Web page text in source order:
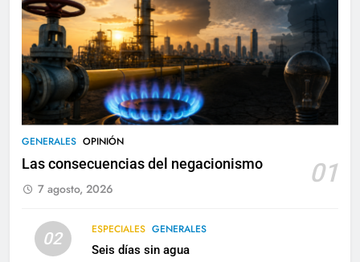
GENERALES OPINIÓN
Las consecuencias del negacionismo 01
7 agosto, 2026
02 ESPECIALES GENERALES
Seis días sin agua